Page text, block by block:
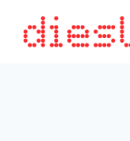
contenido